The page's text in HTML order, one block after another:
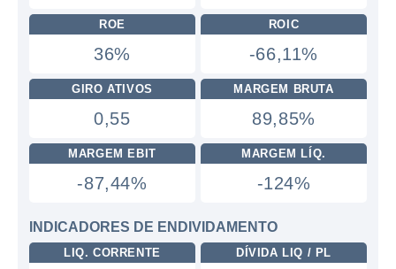
ROE
36%
ROIC
-66,11%
GIRO ATIVOS
0,55
MARGEM BRUTA
89,85%
MARGEM EBIT
-87,44%
MARGEM LÍQ.
-124%
INDICADORES DE ENDIVIDAMENTO
LIQ. CORRENTE DÍVIDA LIQ / PL